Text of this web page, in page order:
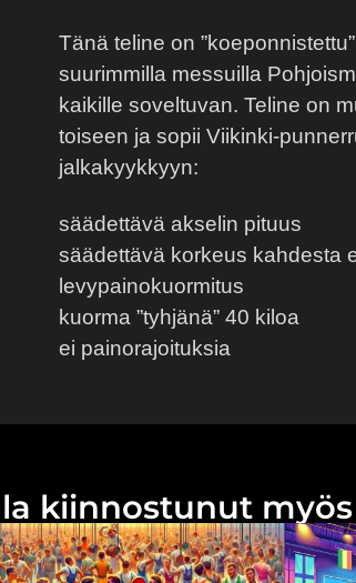
Tänä teline on
suurimmilla messuilla
kaikille soveltuvan. Teline on
toiseen ja sopii Viikinki-
jalkakyykkyyn:
säädettävä akselin pituus
säädettävä korkeus kahdesta
levypainokuormitus
kuorma ”tyhjänä” 40 kiloa
ei painorajoituksia
kiinnostunut